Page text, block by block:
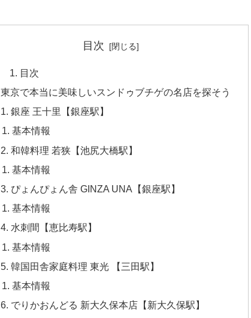
目次
目次
東京で本当に美味しいスンドゥブチゲの名店を探そう
1. 銀座 王十里【銀座駅】
基本情報
2. 和韓料理 若狭【池尻大橋駅】
基本情報
3. ぴょんぴょん舎 GINZA UNA【銀座駅】
基本情報
4. 水刺間【恵比寿駅】
基本情報
5. 韓国田舎家庭料理 東光 【三田駅】
基本情報
6. でりかおんどる 新大久保本店【新大久保駅】